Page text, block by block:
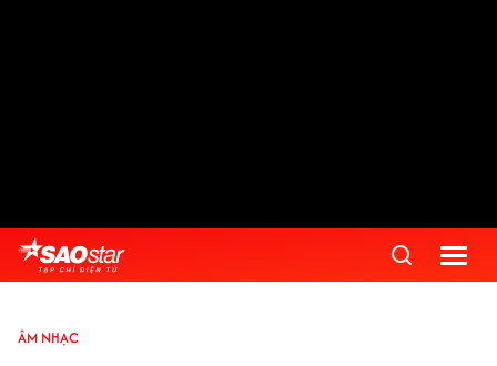
ÂM NHẠC